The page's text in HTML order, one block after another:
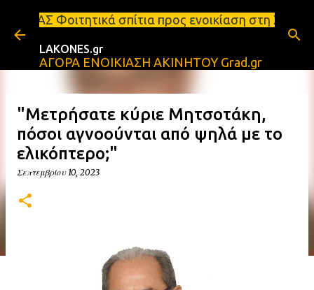
Μετάβαση στο κύριο περιεχόμενο
σπίτια προς ενοικίαση στη Σπάρτη
LAKONES.gr
ΑΓΟΡΑ ΕΝΟΙΚΙΑΣΗ ΑΚΙΝΗΤΟΥ Grad.gr
"Μετρήσατε κύριε Μητσοτάκη,
πόσοι αγνοούνται από ψηλά με το
ελικόπτερο;"
Σεπτεμβρίου 10, 2023